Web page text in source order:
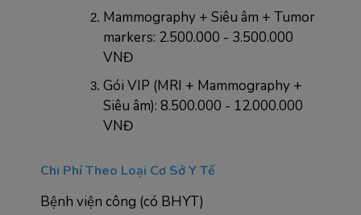
Mammography + Siêu âm + Tumor
markers: 2.500.000 - 3.500.000
VNĐ
Gói VIP (MRI + Mammography +
Siêu âm): 8.500.000 - 12.000.000
VNĐ
Chi Phí Theo Loại Cơ Sở Y Tế
Bệnh viện công (có BHYT)